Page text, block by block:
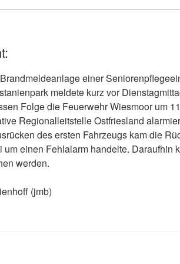
einer
meldete kurz vor
Folge die Feuerwehr Wiesmoor um
Regionalleitstelle Ostfriesland
des ersten Fahrzeugs kam die
um einen Fehlalarm handelte. Daraufhin
werden.
Marco Bienhoff